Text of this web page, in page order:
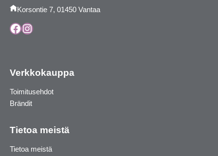
Korsontie 7, 01450 Vantaa
Facebook
Instagram
Verkkokauppa
Toimitusehdot
Brändit
Tietoa meistä
Tietoa meistä